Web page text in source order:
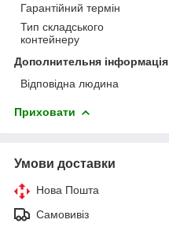
Гарантійний термін
Тип складського
контейнеру
Дополнительня інформація
Відповідна людина
Приховати
Умови доставки
Нова Пошта
Самовивіз